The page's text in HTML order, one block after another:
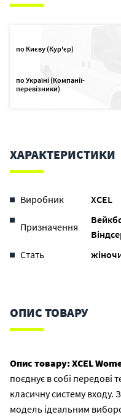
по Києву (Кур'єр)
по Україні (Компанії-
перевізники)
ХАРАКТЕРИСТИКИ
Виробник XCEL
Призначення
Стать
ОПИС ТОВАРУ
Опис товару:XCEL
поєднує в собі передові
класичну систему
модель ідеальним